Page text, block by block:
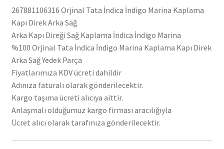
267881106316 Orjinal Tata İndica İndigo Marina Kaplama
Kapı Direk Arka Sağ
Arka Kapı Direği Sağ Kaplama İndica İndigo Marina
%100 Orjinal Tata İndica İndigo Marina Kaplama Kapı Direk
Arka Sağ Yedek Parça
Fiyatlarımıza KDV ücreti dahildir
Adınıza faturalı olarak gönderilecektir.
Kargo taşıma ücreti alıcıya aittir.
Anlaşmalı olduğumuz kargo firması aracılığıyla
Ücret alıcı olarak tarafınıza gönderilecektir.